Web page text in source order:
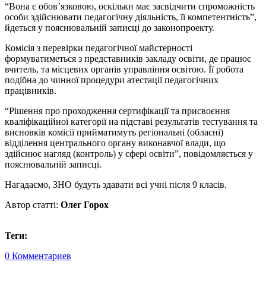
“Вона є обов’язковою, оскільки має засвідчити спроможність
особи здійснювати педагогічну діяльність, її компетентність”,
йдеться у пояснювальній записці до законопроекту.
Комісія з перевірки педагогічної майстерності
формуватиметься з представників закладу освіти, де працює
вчитель, та місцевих органів управління освітою. Її робота
подібна до чинної процедури атестації педагогічних
працівників.
“Рішення про проходження сертифікації та присвоєння
кваліфікаційної категорії на підставі результатів тестування та
висновків комісії прийматимуть регіональні (обласні)
відділення центрального органу виконавчої влади, що
здійснює нагляд (контроль) у сфері освіти”, повідомляється у
пояснювальній записці.
Нагадаємо, ЗНО будуть здавати всі учні після 9 класів.
Автор статті: Олег Горох
Теги:
0 Комментариев